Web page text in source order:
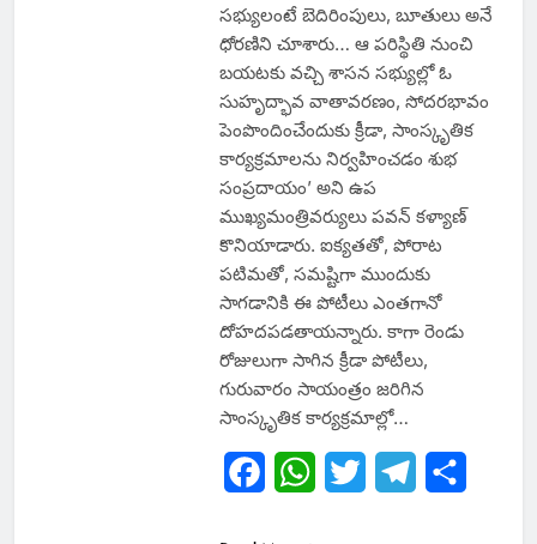
సభ్యులంటే బెదిరింపులు, బూతులు అనే
ధోరణిని చూశారు… ఆ పరిస్థితి నుంచి
బయటకు వచ్చి శాసన సభ్యుల్లో ఓ
సుహృద్భావ వాతావరణం, సోదరభావం
పెంపొందించేందుకు క్రీడా, సాంస్కృతిక
కార్యక్రమాలను నిర్వహించడం శుభ
సంప్రదాయం’ అని ఉప
ముఖ్యమంత్రివర్యులు పవన్ కళ్యాణ్
కొనియాడారు. ఐక్యతతో, పోరాట
పటిమతో, సమష్టిగా ముందుకు
సాగడానికి ఈ పోటీలు ఎంతగానో
దోహదపడతాయన్నారు. కాగా రెండు
రోజులుగా సాగిన క్రీడా పోటీలు,
గురువారం సాయంత్రం జరిగిన
సాంస్కృతిక కార్యక్రమాల్లో…
FacebookWhatsApp
Twitter Telegram